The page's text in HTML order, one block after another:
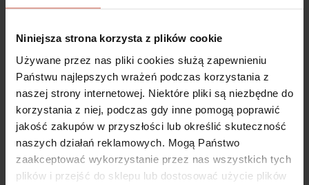
Niniejsza strona korzysta z plików cookie
Używane przez nas pliki cookies służą zapewnieniu
Państwu najlepszych wrażeń podczas korzystania z
naszej strony internetowej. Niektóre pliki są niezbędne do
korzystania z niej, podczas gdy inne pomogą poprawić
jakość zakupów w przyszłości lub określić skuteczność
naszych działań reklamowych. Mogą Państwo
zaakceptować wykorzystanie przez nas wszystkich tych
plików i przejść do sklepu lub dostosować użycie plików
Jarosław Jaśnikowski -
Zimowy lot
2 990,00 zł
Jarosław Jaśnikowski -
Czas oczekiwania
2 990,00 zł